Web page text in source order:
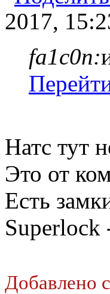
2017,
fa1c0n:
Натс тут
Это от
Есть
Superlock
Добавлено